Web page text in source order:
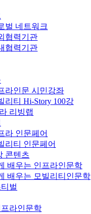
벌 네트워크
협력기관
협력기관
라인문 시민강좌
리티 Hi-Story 100강
리빙랩
라 인문페어
리티 인문페어
콘텐츠
배우는 인프라인문학
배우는 모빌리티인문학
벌
라인문학